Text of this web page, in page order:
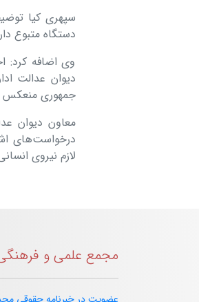
سپهری کیا
دستگاه متبوع
وی اضافه کرد:
دیوان عدالت
جمهوری منعکس
معاون دیوان
درخواست‌های
لازم نیروی
مجمع علمی و